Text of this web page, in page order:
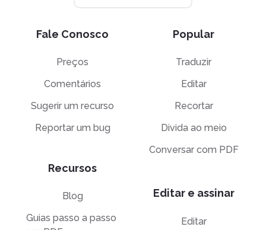
Fale Conosco
Preços
Comentários
Sugerir um recurso
Reportar um bug
Recursos
Blog
Guias passo a passo
Popular
Traduzir
Editar
Recortar
Divida ao meio
Conversar com PDF
Editar e assinar
Editar